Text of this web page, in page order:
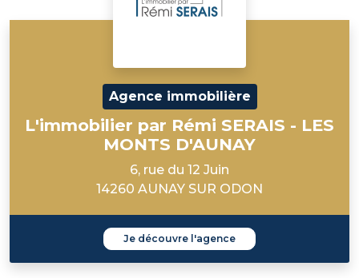
Agence immobilière
L'immobilier par Rémi SERAIS - LES
MONTS D'AUNAY
6, rue du 12 Juin
14260 AUNAY SUR ODON
Je découvre l'agence